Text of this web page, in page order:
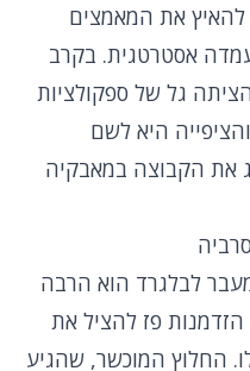
להאיץ את המאמצים
אסטרטגית. בקרב
גל של ספקולציות
היא לשם
את הקבוצה במאבקיה
לבלגרד הוא הרבה
פז להציל את
החלוץ המוכשר, שהגיע